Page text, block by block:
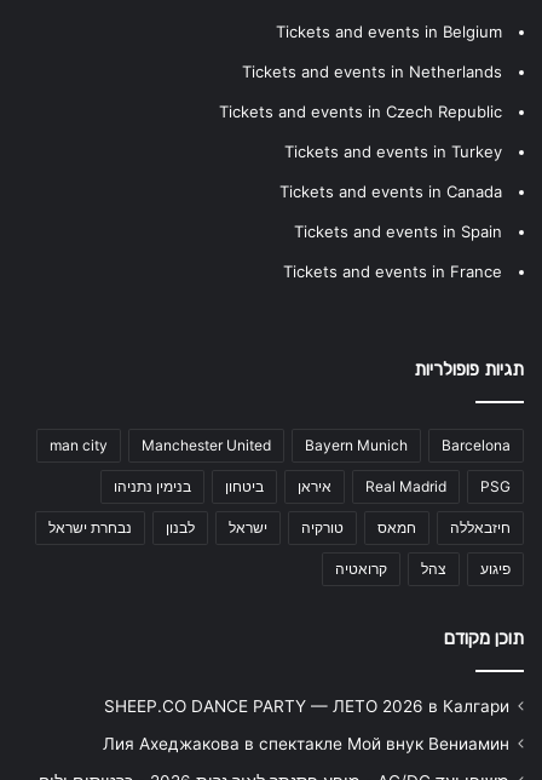
Tickets and events in Belgium
Tickets and events in Netherlands
Tickets and events in Czech Republic
Tickets and events in Turkey
Tickets and events in Canada
Tickets and events in Spain
Tickets and events in France
תגיות פופולריות
Barcelona
Bayern Munich
Manchester United
man city
PSG
Real Madrid איראן ביטחון בנימין נתניהו
חיזבאללה חמאס טורקיה ישראל לבנון נבחרת ישראל
פיגוע צהל קרואטיה
תוכן מקודם
SHEEP.CO DANCE PARTY — ЛЕТО 2026 в Калгари
Лия Ахеджакова в спектакле Мой внук Вениамин